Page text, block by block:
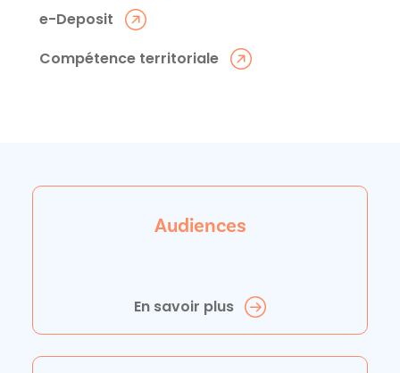
e-Deposit
Compétence territoriale
Audiences
En savoir plus